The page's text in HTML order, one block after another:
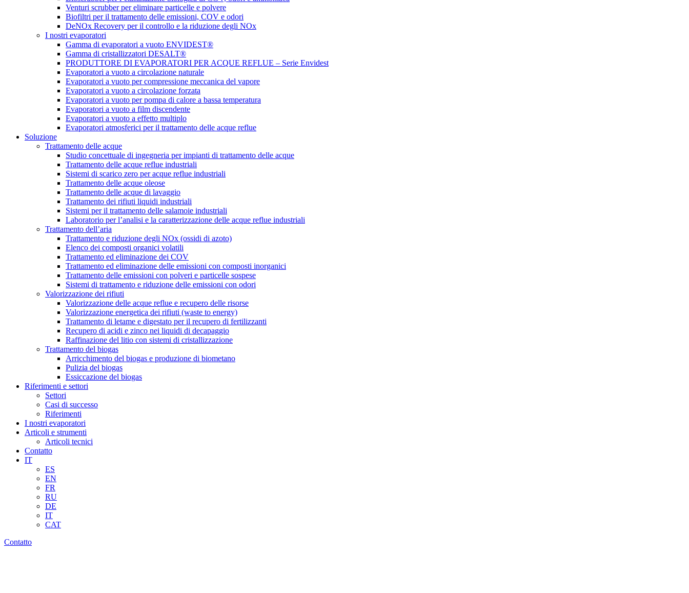
Venturi scrubber per eliminare particelle e polvere
Biofiltri per il trattamento delle emissioni, COV e odori
DeNOx Recovery per il controllo e la riduzione degli NOx
I nostri evaporatori
Gamma di evaporatori a vuoto ENVIDEST®
Gamma di cristallizzatori DESALT®
PRODUTTORE DI EVAPORATORI PER ACQUE REFLUE – Serie Envidest
Evaporatori a vuoto a circolazione naturale
Evaporatori a vuoto per compressione meccanica del vapore
Evaporatori a vuoto a circolazione forzata
Evaporatori a vuoto per pompa di calore a bassa temperatura
Evaporatori a vuoto a film discendente
Evaporatori a vuoto a effetto multiplo
Evaporatori atmosferici per il trattamento delle acque reflue
Soluzione
Trattamento delle acque
Studio concettuale di ingegneria per impianti di trattamento delle acque
Trattamento delle acque reflue industriali
Sistemi di scarico zero per acque reflue industriali
Trattamento delle acque oleose
Trattamento delle acque di lavaggio
Trattamento dei rifiuti liquidi industriali
Sistemi per il trattamento delle salamoie industriali
Laboratorio per l’analisi e la caratterizzazione delle acque reflue industriali
Trattamento dell’aria
Trattamento e riduzione degli NOx (ossidi di azoto)
Elenco dei composti organici volatili
Trattamento ed eliminazione dei COV
Trattamento ed eliminazione delle emissioni con composti inorganici
Trattamento delle emissioni con polveri e particelle sospese
Sistemi di trattamento e riduzione delle emissioni con odori
Valorizzazione dei rifiuti
Valorizzazione delle acque reflue e recupero delle risorse
Valorizzazione energetica dei rifiuti (waste to energy)
Trattamento di letame e digestato per il recupero di fertilizzanti
Recupero di acidi e zinco nei liquidi di decapaggio
Raffinazione del litio con sistemi di cristallizzazione
Trattamento del biogas
Arricchimento del biogas e produzione di biometano
Pulizia del biogas
Essiccazione del biogas
Riferimenti e settori
Settori
Casi di successo
Riferimenti
I nostri evaporatori
Articoli e strumenti
Articoli tecnici
Contatto
IT
ES
EN
FR
RU
DE
IT
CAT
Contatto